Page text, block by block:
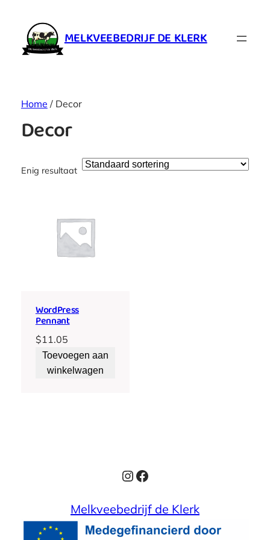
MELKVEEBEDRIJF DE KLERK
Home / Decor
Decor
Enig resultaat
WordPress
Pennant
$11.05
Toevoegen aan
winkelwagen
Instagram
Facebook
Melkveebedrijf de Klerk